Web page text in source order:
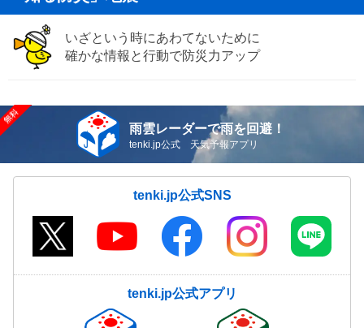
いざという時にあわてないために
確かな情報と行動で防災力アップ
雨雲レーダーで雨を回避！
tenki.jp公式 天気予報アプリ
tenki.jp公式SNS
tenki.jp公式アプリ